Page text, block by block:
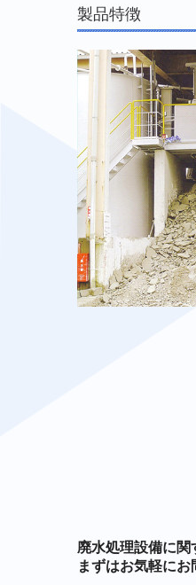
製品特徴
廃水処理設備に関
まずはお気軽にお